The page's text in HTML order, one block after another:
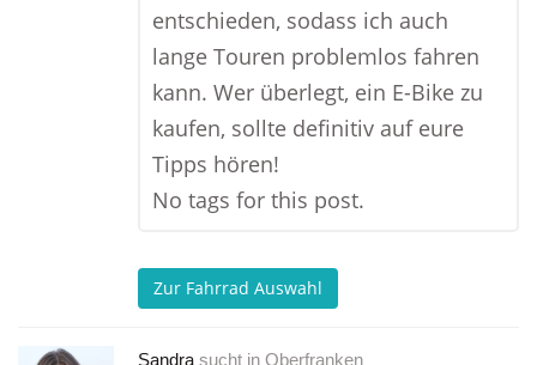
entschieden, sodass ich auch
lange Touren problemlos fahren
kann. Wer überlegt, ein E-Bike zu
kaufen, sollte definitiv auf eure
Tipps hören!
No tags for this post.
Zur Fahrrad Auswahl
Sandra sucht in Oberfranken